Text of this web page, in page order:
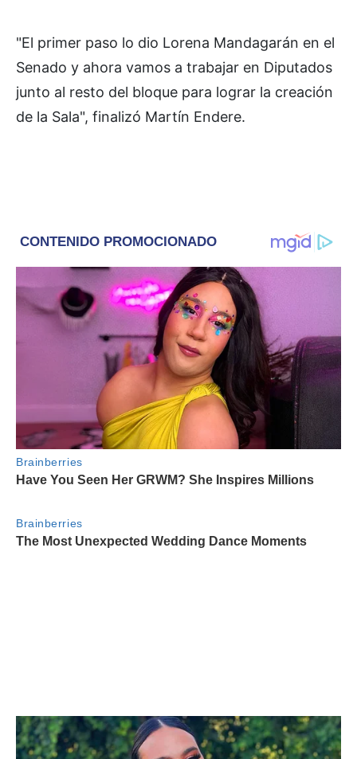
"El primer paso lo dio Lorena Mandagarán en el
Senado y ahora vamos a trabajar en Diputados
junto al resto del bloque para lograr la creación
de la Sala", finalizó Martín Endere.